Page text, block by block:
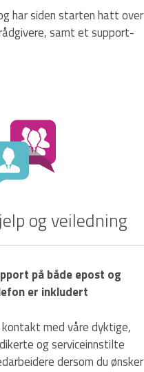
har siden starten hatt over
samt et support-
og veiledning
på både epost og
er inkludert
kontakt med våre dyktige,
og serviceinnstilte
dersom du ønsker